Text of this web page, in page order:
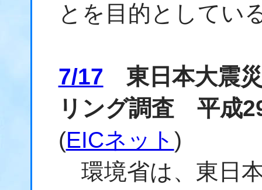
とを目的としてい
7/17 東日本大震
リング調査 平成
(EICネット )
環境省は、東日